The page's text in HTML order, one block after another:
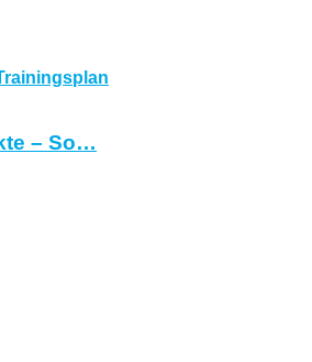
– So…